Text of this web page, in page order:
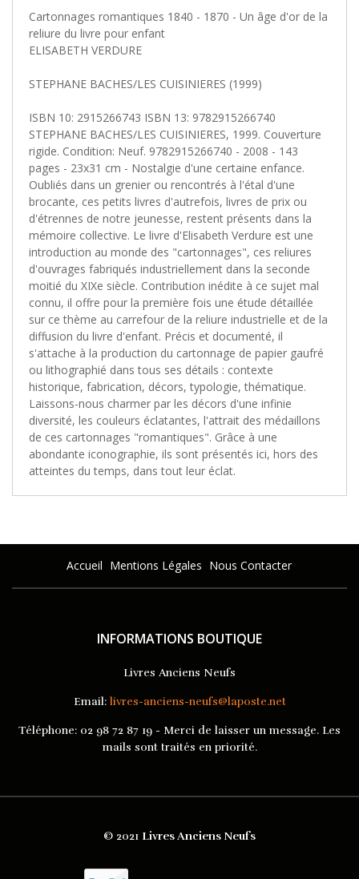
Cartonnages romantiques 1840 - 1870 - Un âge d'or de la
reliure du livre pour enfant
ELISABETH VERDURE
STEPHANE BACHES/LES CUISINIERES (1999)
ISBN 10: 2915266743 ISBN 13: 9782915266740
STEPHANE BACHES/LES CUISINIERES, 1999. Couverture
rigide. Condition: Neuf. 9782915266740 - 2008 - 143
pages - 23x31 cm - Nostalgie d'une certaine enfance.
Oubliés dans un grenier ou rencontrés à l'étal d'une
brocante, ces petits livres d'autrefois, livres de prix ou
d'étrennes de notre jeunesse, restent présents dans la
mémoire collective. Le livre d'Elisabeth Verdure est une
introduction au monde des "cartonnages", ces reliures
d'ouvrages fabriqués industriellement dans la seconde
moitié du XIXe siècle. Contribution inédite à ce sujet mal
connu, il offre pour la première fois une étude détaillée
sur ce thème au carrefour de la reliure industrielle et de la
diffusion du livre d'enfant. Précis et documenté, il
s'attache à la production du cartonnage de papier gaufré
ou lithographié dans tous ses détails : contexte
historique, fabrication, décors, typologie, thématique.
Laissons-nous charmer par les décors d'une infinie
diversité, les couleurs éclatantes, l'attrait des médaillons
de ces cartonnages "romantiques". Grâce à une
abondante iconographie, ils sont présentés ici, hors des
atteintes du temps, dans tout leur éclat.
Accueil Mentions Légales Nous Contacter
INFORMATIONS BOUTIQUE
Livres Anciens Neufs
Email: livres-anciens-neufs@laposte.net
Téléphone: 02 98 72 87 19 - Merci de laisser un message. Les
mails sont traités en priorité.
© 2021 Livres Anciens Neufs